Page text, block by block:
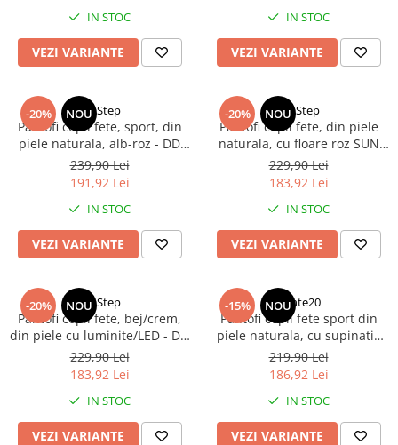
IN STOC
VEZI VARIANTE
IN STOC
VEZI VARIANTE
-20% NOUDD Step
Pantofi copii fete, sport, din
piele naturala, alb-roz - DD
Step
239,90 Lei
191,92 Lei
IN STOC
VEZI VARIANTE
-20% NOUDD Step
Pantofi copii fete, din piele
naturala, cu floare roz SUN
REACTIVE - DD Step
229,90 Lei
183,92 Lei
IN STOC
VEZI VARIANTE
-20% NOUDD Step
Pantofi copii fete, bej/crem,
din piele cu luminite/LED - DD
Step - DD Step
229,90 Lei
183,92 Lei
IN STOC
VEZI VARIANTE
-15% NOUPonte20
Pantofi copii fete sport din
piele naturala, cu supinatie
mov Ponte20
219,90 Lei
186,92 Lei
IN STOC
VEZI VARIANTE